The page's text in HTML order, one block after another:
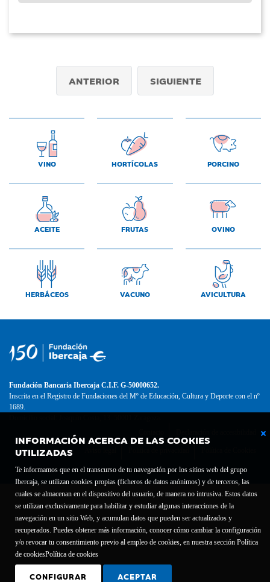
INFORMACIÓN ACERCA DE LAS COOKIES
UTILIZADAS
Te informamos que en el transcurso de tu navegación por los sitios web del grupo
Ibercaja, se utilizan cookies propias (ficheros de datos anónimos) y de terceros, las
cuales se almacenan en el dispositivo del usuario, de manera no intrusiva. Estos datos
se utilizan exclusivamente para habilitar y estudiar algunas interacciones de la
navegación en un sitio Web, y acumulan datos que pueden ser actualizados y
recuperados. Puedes obtener más información, conocer cómo cambiar la configuración
y/o revocar tu consentimiento previo al empleo de cookies, en nuestra sección Política
de cookiesPolítica de cookies
CONFIGURAR ACEPTAR
ANTERIOR SIGUIENTE
VINO HORTÍCOLAS PORCINO
ACEITE FRUTAS OVINO
HERBÁCEOS VACUNO AVICULTURA
Fundación Bancaria Ibercaja C.I.F. G-50000652.
Inscrita en el Registro de Fundaciones del Mº de Educación, Cultura y Deporte con el nº
1689.